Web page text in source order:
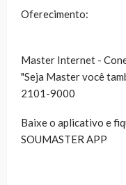
Oferecimento:
Master Internet -
"Seja Master você
2101-9000
Baixe o aplicativo e
SOUMASTER APP